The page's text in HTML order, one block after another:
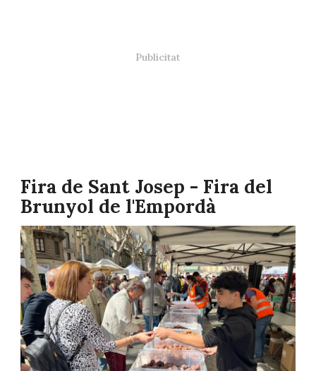
Fira de Sant Josep - Fira del
Brunyol de l'Empordà